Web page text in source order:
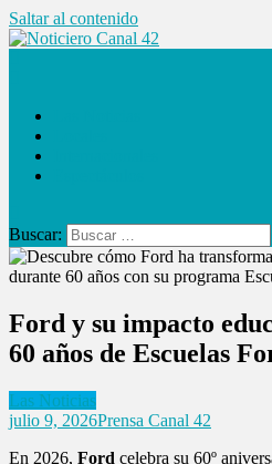
Saltar al contenido
Buscar:
Ford y su impacto
60 años de Escuelas
Las Noticias
julio 9, 2026Prensa Canal 42
En 2026, Ford celebra su 60º